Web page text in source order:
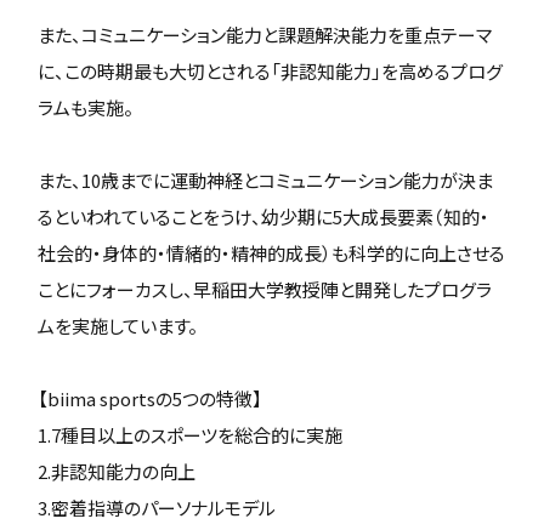
また、コミュニケーション能力と課題解決能力を重点テーマ
に、この時期最も大切とされる「非認知能力」を高めるプログ
ラムも実施。
また、10歳までに運動神経とコミュニケーション能力が決ま
るといわれていることをうけ、幼少期に5大成長要素（知的・
社会的・身体的・情緒的・精神的成長）も科学的に向上させる
ことにフォーカスし、早稲田大学教授陣と開発したプログラ
ムを実施しています。
【biima sportsの5つの特徴】
1.7種目以上のスポーツを総合的に実施
2.非認知能力の向上
3.密着指導のパーソナルモデル